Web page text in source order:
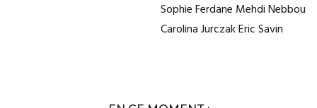
Sophie Ferdane Mehdi Nebbou
Carolina Jurczak Eric Savin